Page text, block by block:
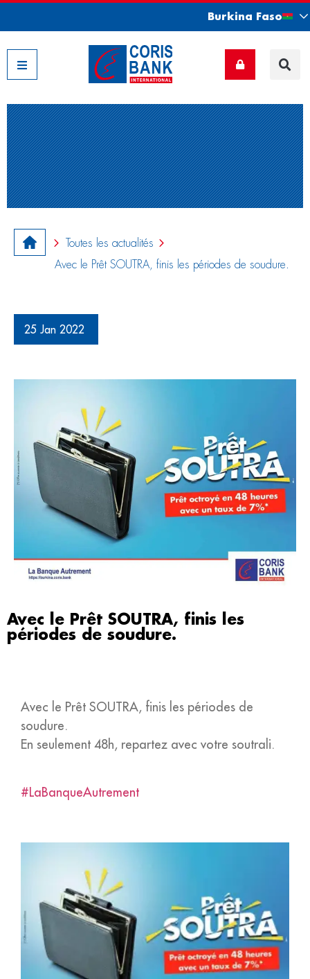
Burkina Faso
Toutes les actualités
Avec le Prêt SOUTRA, finis les périodes de soudure.
25 Jan 2022
Avec le Prêt SOUTRA, finis les
périodes de soudure.
Avec le Prêt SOUTRA, finis les périodes de
soudure.
En seulement 48h, repartez avec votre soutrali.
#LaBanqueAutrement